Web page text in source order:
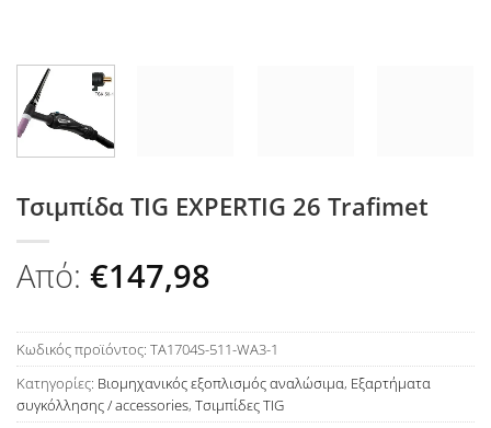
Τσιμπίδα TIG EXPERTIG 26 Trafimet
Από: €147,98
Κωδικός προϊόντος: TA1704S-511-WA3-1
Κατηγορίες: Βιομηχανικός εξοπλισμός αναλώσιμα, Εξαρτήματα
συγκόλλησης / accessories, Τσιμπίδες TIG